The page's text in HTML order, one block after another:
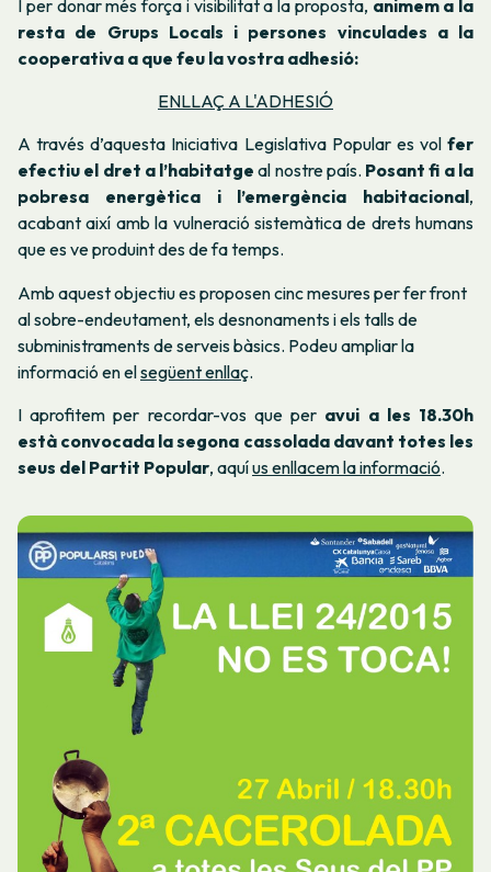
I per donar més força i visibilitat a la proposta, animem a la
resta de Grups Locals i persones vinculades a la
cooperativa a que feu la vostra adhesió:
ENLLAÇ A L'ADHESIÓ
A través d’aquesta Iniciativa Legislativa Popular es vol fer
efectiu el dret a l’habitatge al nostre país. Posant fi a la
pobresa energètica i l’emergència habitacional,
acabant així amb la vulneració sistemàtica de drets humans
que es ve produint des de fa temps.
Amb aquest objectiu es proposen cinc mesures per fer front
al sobre-endeutament, els desnonaments i els talls de
subministraments de serveis bàsics. Podeu ampliar la
informació en elsegüent enllaç.
I aprofitem per recordar-vos que per avui a les 18.30h
està convocada la segona cassolada davant totes les
seus del Partit Popular, aquíus enllacem la informació.